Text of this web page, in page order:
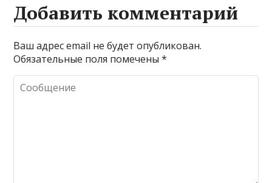
Добавить комментарий
Ваш адрес email не будет опубликован.
Обязательные поля помечены*